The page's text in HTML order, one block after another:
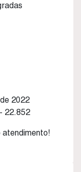
2022
22.852
atendimento!